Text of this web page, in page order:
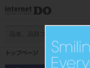
トップページ レジン前歯